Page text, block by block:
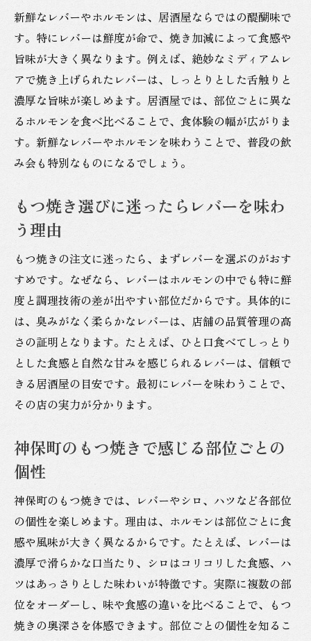
新鮮なレバーやホルモンは、居酒屋ならではの醍醐味で
す。特にレバーは鮮度が命で、焼き加減によって食感や
旨味が大きく異なります。例えば、絶妙なミディアムレ
アで焼き上げられたレバーは、しっとりとした舌触りと
濃厚な旨味が楽しめます。居酒屋では、部位ごとに異な
るホルモンを食べ比べることで、食体験の幅が広がりま
す。新鮮なレバーやホルモンを味わうことで、普段の飲
み会も特別なものになるでしょう。
もつ焼き選びに迷ったらレバーを味わ
う理由
もつ焼きの注文に迷ったら、まずレバーを選ぶのがおす
すめです。なぜなら、レバーはホルモンの中でも特に鮮
度と調理技術の差が出やすい部位だからです。具体的に
は、臭みがなく柔らかなレバーは、店舗の品質管理の高
さの証明となります。たとえば、ひと口食べてしっとり
とした食感と自然な甘みを感じられるレバーは、信頼で
きる居酒屋の目安です。最初にレバーを味わうことで、
その店の実力が分かります。
神保町のもつ焼きで感じる部位ごとの
個性
神保町のもつ焼きでは、レバーやシロ、ハツなど各部位
の個性を楽しめます。理由は、ホルモンは部位ごとに食
感や風味が大きく異なるからです。たとえば、レバーは
濃厚で滑らかな口当たり、シロはコリコリした食感、ハ
ツはあっさりとした味わいが特徴です。実際に複数の部
位をオーダーし、味や食感の違いを比べることで、もつ
焼きの奥深さを体感できます。部位ごとの個性を知るこ